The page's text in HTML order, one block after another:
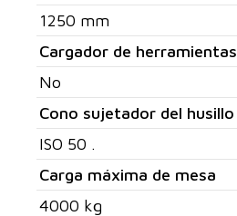
1250 mm
Cargador de herramientas
No
Cono sujetador del husillo
ISO 50 .
Carga máxima de mesa
4000 kg